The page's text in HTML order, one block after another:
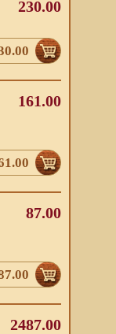
230.00
161.00
87.00
2487.00